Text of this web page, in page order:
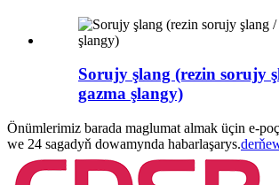
Sorujy şlang (rezin sorujy
gazma şlangy)
Önümlerimiz barada maglumat almak üçin e-
we 24 sagadyň dowamynda habarlaşarys.